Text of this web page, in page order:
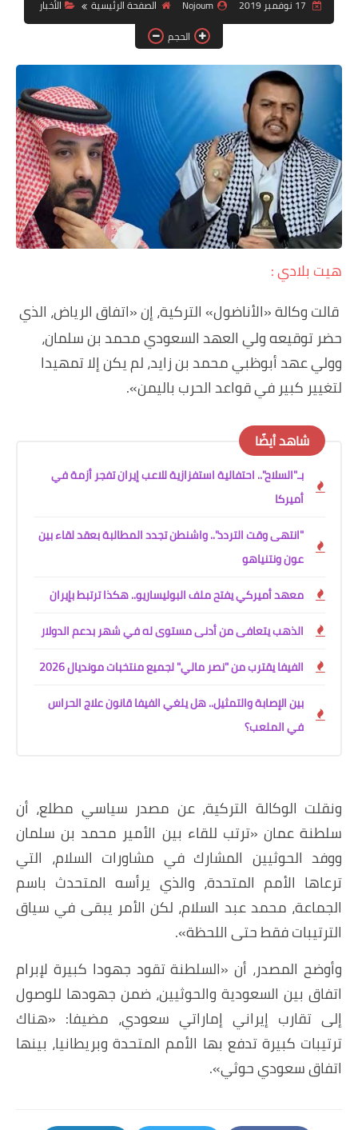
دين ودنيا
صور
رياضة
تكنولوجيا
Nojoum الصفحة الرئيسية
الأخبار
الحجم
هيت بلادي :
قالت وكالة «الأناضول» التركية، إن «اتفاق الرياض، الذي
حضر توقيعه ولي العهد السعودي محمد بن سلمان،
وولي عهد أبوظبي محمد بن زايد، لم يكن إلا تمهيدا
لتغيير كبير في قواعد الحرب باليمن».
شاهد أيضًا
بـ"السلاح".. احتفالية استفزازية للاعب إيران تفجر أزمة في
أميركا
"انتهى وقت التردد".. واشنطن تجدد المطالبة بعقد لقاء بين
عون ونتنياهو
معهد أميركي يفتح ملف البوليساريو.. هكذا ترتبط بإيران
الذهب يتعافى من أدنى مستوى له في شهر بدعم الدولار
الفيفا يقترب من "نصر مالي" لجميع منتخبات مونديال 2026
بين الإصابة والتمثيل.. هل يلغي الفيفا قانون علاج الحراس
في الملعب؟
ونقلت الوكالة التركية، عن مصدر سياسي مطلع، أن
سلطنة عمان «ترتب للقاء بين الأمير محمد بن سلمان
ووفد الحوثيين المشارك في مشاورات السلام، التي
ترعاها الأمم المتحدة، والذي يرأسه المتحدث باسم
الجماعة، محمد عبد السلام، لكن الأمر يبقى في سياق
الترتيبات فقط حتى اللحظة».
وأوضح المصدر، أن «السلطنة تقود جهودا كبيرة لإبرام
اتفاق بين السعودية والحوثيين، ضمن جهودها للوصول
إلى تقارب إيراني إماراتي سعودي، مضيفا: «هناك
ترتيبات كبيرة تدفع بها الأمم المتحدة وبريطانيا، بينها
اتفاق سعودي حوثي».